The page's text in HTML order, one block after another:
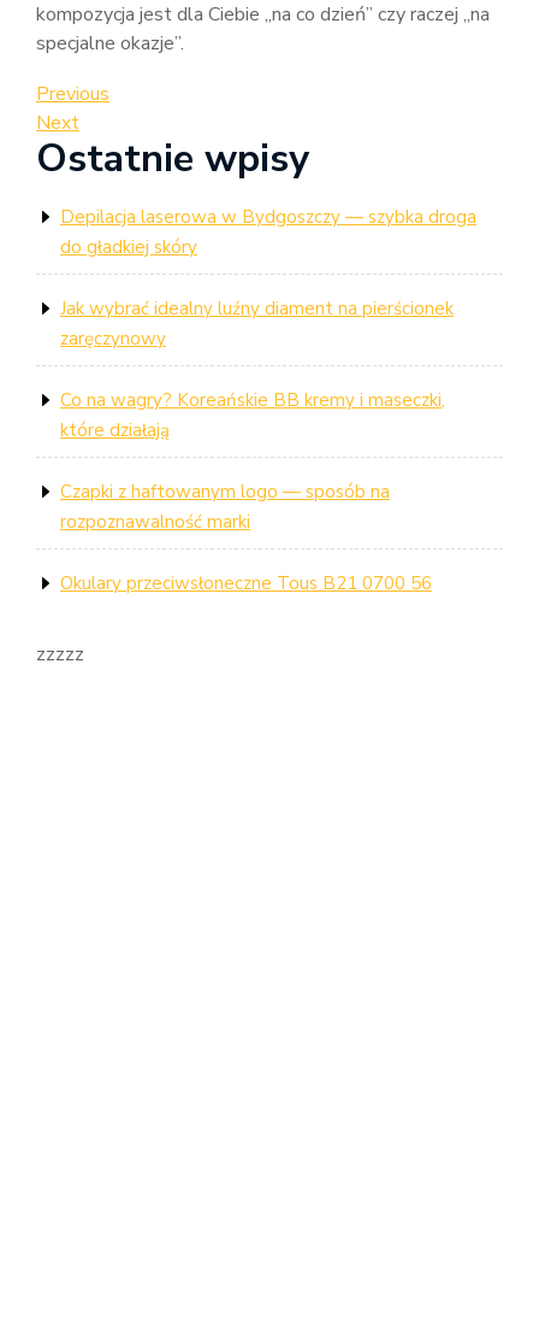
kompozycja jest dla Ciebie „na co dzień” czy raczej „na
specjalne okazje”.
Nawigacja
wpisu
Previous
Post
Previous
Next
Post
Next
Ostatnie wpisy
Depilacja laserowa w Bydgoszczy — szybka droga
do gładkiej skóry
Jak wybrać idealny luźny diament na pierścionek
zaręczynowy
Co na wagry? Koreańskie BB kremy i maseczki,
które działają
Czapki z haftowanym logo — sposób na
rozpoznawalność marki
Okulary przeciwsłoneczne Tous B21 0700 56
zzzzz